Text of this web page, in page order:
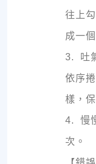
往上
成一
3. 吐
依序
樣，
4. 慢
次。